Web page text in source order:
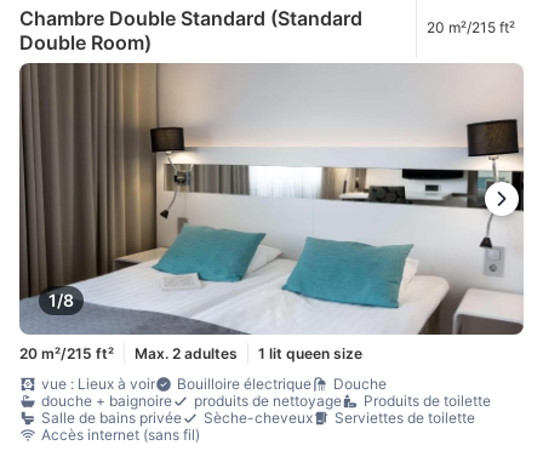
Chambre Double Standard (Standard
Double Room)
20 m²/215 ft²
1/8
20 m²/215 ft² Max. 2 adultes
1 lit queen size
vue : Lieux à voir
Bouilloire électrique
Douche
douche + baignoire
produits de nettoyage
Produits de toilette
Salle de bains privée
Sèche-cheveux
Serviettes de toilette
Accès internet (sans fil)